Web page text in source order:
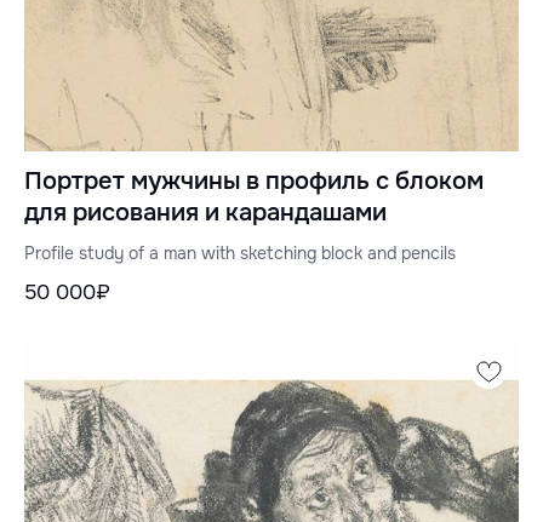
Портрет мужчины в профиль с блоком
для рисования и карандашами
Profile study of a man with sketching block and pencils
50 000₽